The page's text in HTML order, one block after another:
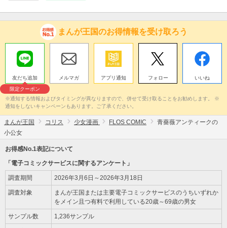
まんが王国のお得情報を受け取ろう
友だち追加
限定クーポン
メルマガ アプリ通知 フォロー いいね
※通知する情報およびタイミングが異なりますので、併せて受け取ることをお勧めします。 ※
通知をしないキャンペーンもあります。ご了承ください。
まんが王国 コリス 少女漫画 FLOS COMIC
青薔薇アンティークの
小公女
お得感No.1表記について
「電子コミックサービスに関するアンケート」
調査期間 2026年3月6日～2026年3月18日
調査対象
まんが王国または主要電子コミックサービスのうちいずれか
をメイン且つ有料で利用している20歳～69歳の男女
サンプル数 1,236サンプル